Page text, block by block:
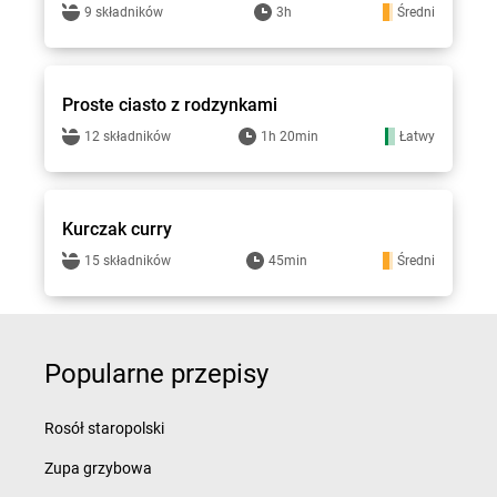
9 składników 3h Średni
Hitpol - przepisy
Proste ciasto z rodzynkami
12 składników 1h 20min Łatwy
Hitpol - przepisy
Kurczak curry
15 składników 45min Średni
Popularne przepisy
Rosół staropolski
Zupa grzybowa